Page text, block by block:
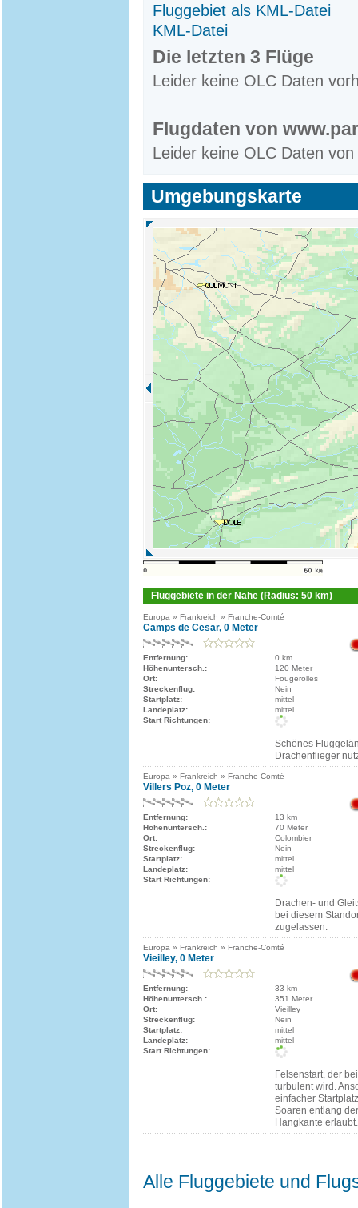
Fluggebiet als KML-Datei
KML-Datei
Die letzten 3 Flüge
Leider keine OLC Daten
Flugdaten von
Leider keine OLC Daten
Umgebungskarte
Fluggebiete in der Nähe (Radius: 50 km)
Europa » Frankreich » Franche-Comté
Camps de Cesar, 0 Meter
Entfernung:
0 km
Höhenuntersch.:
120 Meter
Ort:
Fougerolles
Streckenflug:
Nein
Startplatz:
mittel
Landeplatz:
mittel
Start Richtungen:
Schönes
Drachenflieger
Europa » Frankreich » Franche-Comté
Villers Poz, 0 Meter
Entfernung:
13 km
Höhenuntersch.:
70 Meter
Ort:
Colombier
Streckenflug:
Nein
Startplatz:
mittel
Landeplatz:
mittel
Start Richtungen:
Drachen- und
bei diesem
zugelassen.
Europa » Frankreich » Franche-Comté
Vieilley, 0 Meter
Entfernung:
33 km
Höhenuntersch.:
351 Meter
Ort:
Vieilley
Streckenflug:
Nein
Startplatz:
mittel
Landeplatz:
mittel
Start Richtungen:
Felsenstart, der
turbulent wird.
einfacher
Soaren entlang
Hangkante erlaubt.
Alle Fluggebiete und